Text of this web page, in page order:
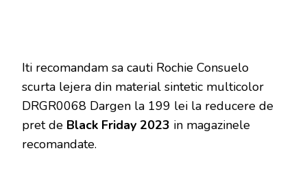
Iti recomandam sa cauti Rochie Consuelo
scurta lejera din material sintetic multicolor
DRGR0068 Dargen la 199 lei la reducere de
pret de Black Friday 2023 in magazinele
recomandate.